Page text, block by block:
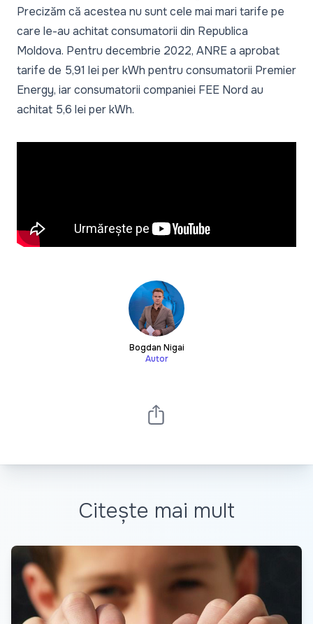
Precizăm că acestea nu sunt cele mai mari tarife pe
care le-au achitat consumatorii din Republica
Moldova. Pentru decembrie 2022, ANRE a aprobat
tarife de 5,91 lei per kWh pentru consumatorii Premier
Energy, iar consumatorii companiei FEE Nord au
achitat 5,6 lei per kWh.
Bogdan Nigai
Autor
Citește mai mult